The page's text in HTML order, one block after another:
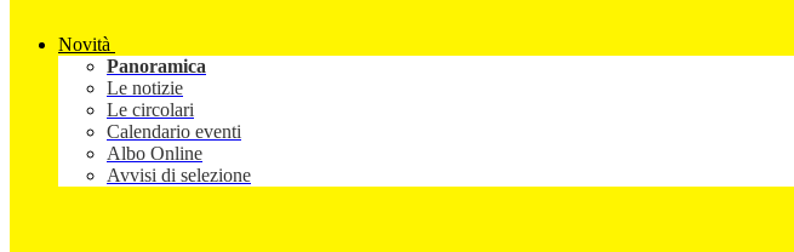
Novità
Panoramica
Le notizie
Le circolari
Calendario eventi
Albo Online
Avvisi di selezione